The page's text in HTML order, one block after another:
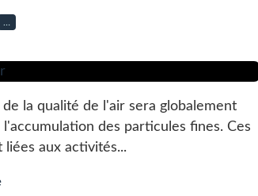
la qualité de l'air sera globalement
des particules fines. Ces
aux activités...